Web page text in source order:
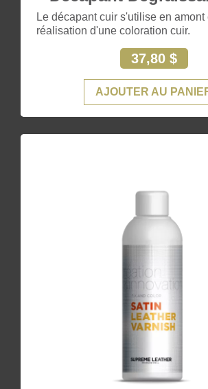
Le décapant cuir s'utilise en amont
réalisation d'une coloration cuir.
37,80 $
AJOUTER AU